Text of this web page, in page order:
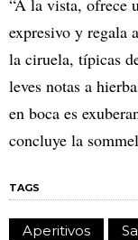
expresivo y regala
la ciruela, típicas
leves notas a
en boca es
concluye la
TAGS
Aperitivos